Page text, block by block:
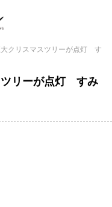
大クリスマスツリーが点灯 す
ツリーが点灯 すみ